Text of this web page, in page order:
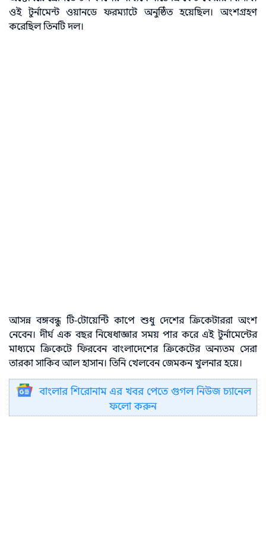
ওই টুর্নামেন্ট ওয়ানডে ফরম্যাটে অনুষ্ঠিত হয়েছিল। অংশগ্রহণ
করেছিল তিনটি দল।
আসন্ন বঙ্গবন্ধু টি-টোয়েন্টি কাপে শুধু দেশের ক্রিকেটাররা অংশ
নেবেন। দীর্ঘ এক বছর নিষেধাজ্ঞার সময় পার করে এই টুর্নামেন্টের
মাধ্যমে ক্রিকেটে ফিরবেন বাংলাদেশের ক্রিকেটের অন্যতম সেরা
তারকা সাকিব আল হাসান। তিনি খেলবেন জেমকন খুলনার হয়ে।
বাংলার শিরোনাম এর খবর পেতে গুগল নিউজ চ্যানেল
ফলো করুন